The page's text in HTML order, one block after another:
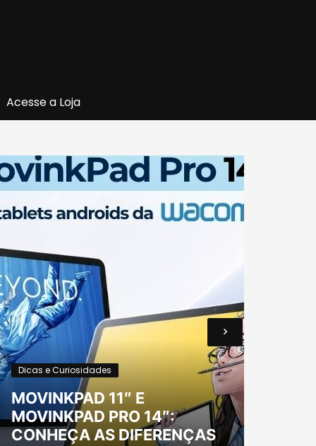
Acesse a Loja
Dicas e Curiosidades
MOVINKPAD 11″ E
MOVINKPAD PRO 14″:
CONHEÇA AS DIFERENÇAS